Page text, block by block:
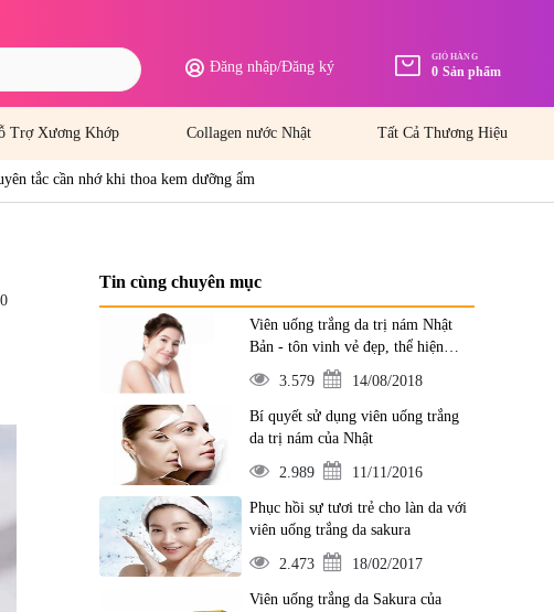
Đăng nhập/Đăng ký
GIỎ HÀNG
0 Sản phẩm
Trợ Xương Khớp Collagen nước Nhật Tất Cả Thương Hiệu
tắc cần nhớ khi thoa kem dưỡng ẩm
0
Tin cùng chuyên mục
Viên uống trắng da trị nám Nhật
Bản - tôn vinh vẻ đẹp, thể hiện
đẳng cấp
3.579 14/08/2018
Bí quyết sử dụng viên uống trắng
da trị nám của Nhật
2.989 11/11/2016
Phục hồi sự tươi trẻ cho làn da với
viên uống trắng da sakura
2.473 18/02/2017
Viên uống trắng da Sakura của